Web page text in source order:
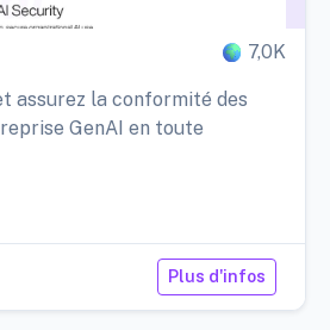
7,0K
assurez la conformité des
GenAI en toute
Plus d'infos